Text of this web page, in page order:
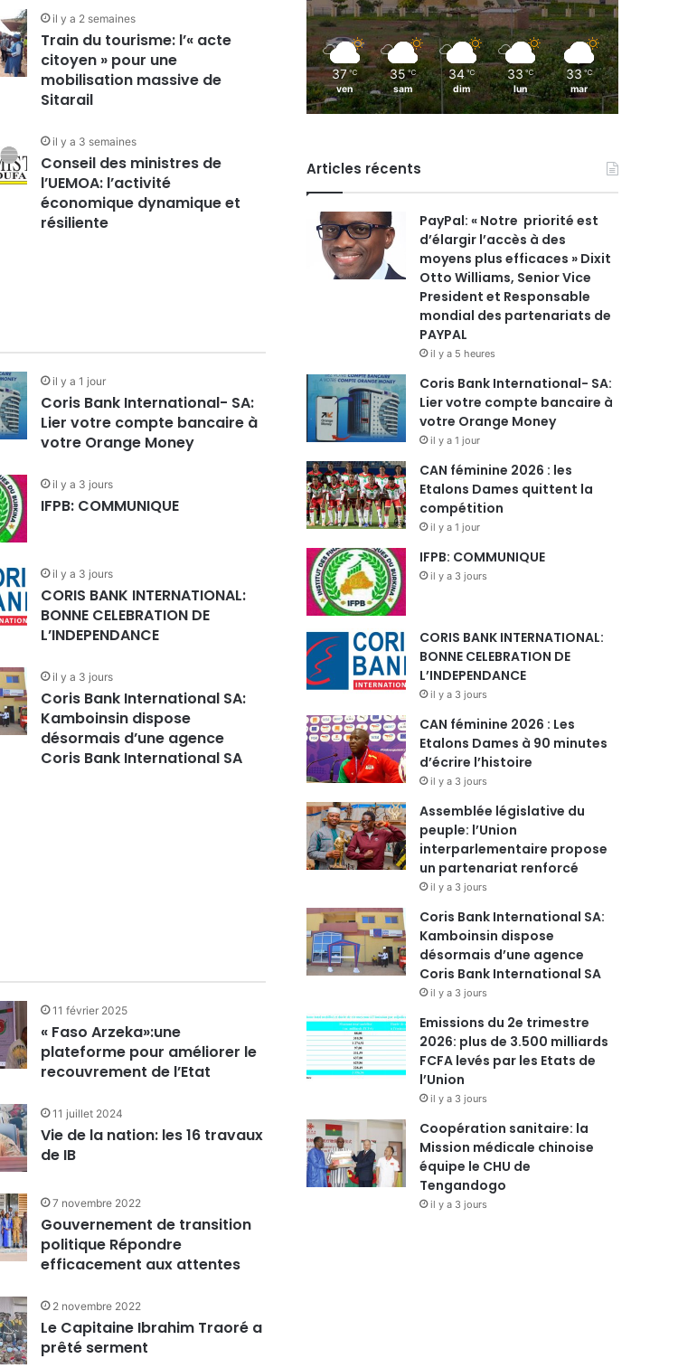
il y a 2 semaines
Train du tourisme: l’« acte
citoyen » pour une
mobilisation massive de
Sitarail
il y a 3 semaines
Conseil des ministres de
l’UEMOA: l’activité
économique dynamique et
résiliente
il y a 1 jour
Coris Bank International- SA:
Lier votre compte bancaire à
votre Orange Money
il y a 3 jours
IFPB: COMMUNIQUE
il y a 3 jours
CORIS BANK INTERNATIONAL:
BONNE CELEBRATION DE
L’INDEPENDANCE
il y a 3 jours
Coris Bank International SA:
Kamboinsin dispose
désormais d’une agence
Coris Bank International SA
11 février 2025
« Faso Arzeka»:une
plateforme pour améliorer le
recouvrement de l’Etat
11 juillet 2024
Vie de la nation: les 16 travaux
de IB
7 novembre 2022
Gouvernement de transition
politique Répondre
efficacement aux attentes
2 novembre 2022
Le Capitaine Ibrahim Traoré a
prêté serment
37 ℃
ven
35 ℃
sam
34 ℃
dim
33 ℃
lun
33 ℃
mar
Articles récents
PayPal: « Notre priorité est
d’élargir l’accès à des
moyens plus efficaces » Dixit
Otto Williams, Senior Vice
President et Responsable
mondial des partenariats de
PAYPAL
il y a 5 heures
Coris Bank International- SA:
Lier votre compte bancaire à
votre Orange Money
il y a 1 jour
CAN féminine 2026 : les
Etalons Dames quittent la
compétition
il y a 1 jour
IFPB: COMMUNIQUE
il y a 3 jours
CORIS BANK INTERNATIONAL:
BONNE CELEBRATION DE
L’INDEPENDANCE
il y a 3 jours
CAN féminine 2026 : Les
Etalons Dames à 90 minutes
d’écrire l’histoire
il y a 3 jours
Assemblée législative du
peuple: l’Union
interparlementaire propose
un partenariat renforcé
il y a 3 jours
Coris Bank International SA:
Kamboinsin dispose
désormais d’une agence
Coris Bank International SA
il y a 3 jours
Emissions du 2e trimestre
2026: plus de 3.500 milliards
FCFA levés par les Etats de
l’Union
il y a 3 jours
Coopération sanitaire: la
Mission médicale chinoise
équipe le CHU de
Tengandogo
il y a 3 jours